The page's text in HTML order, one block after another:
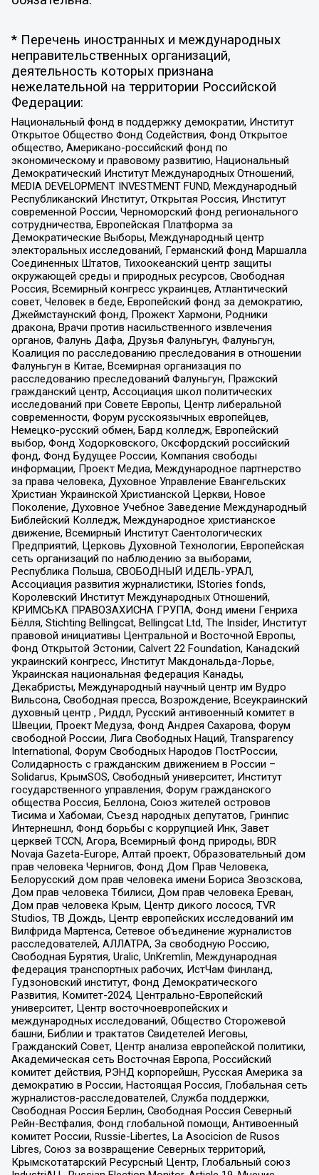
* Перечень иностранных и международных
неправительственных организаций,
деятельность которых признана
нежелательной на территории Российской
Федерации:
Национальный фонд в поддержку демократии, Институт
Открытое Общество Фонд Содействия, Фонд Открытое
общество, Американо-российский фонд по
экономическому и правовому развитию, Национальный
Демократический Институт Международных Отношений,
MEDIA DEVELOPMENT INVESTMENT FUND, Международный
Республиканский Институт, Открытая Россия, Институт
современной России, Черноморский фонд регионального
сотрудничества, Европейская Платформа за
Демократические Выборы, Международный центр
электоральных исследований, Германский фонд Маршалла
Соединенных Штатов, Тихоокеанский центр защиты
окружающей среды и природных ресурсов, Свободная
Россия, Всемирный конгресс украинцев, Атлантический
совет, Человек в беде, Европейский фонд за демократию,
Джеймстаунский фонд, Прожект Хармони, Родники
дракона, Врачи против насильственного извлечения
органов, Фалунь Дафа, Друзья Фалуньгун, Фалуньгун,
Коалиция по расследованию преследования в отношении
Фалуньгун в Китае, Всемирная организация по
расследованию преследований Фалуньгун, Пражский
гражданский центр, Ассоциация школ политических
исследований при Совете Европы, Центр либеральной
современности, Форум русскоязычных европейцев,
Немецко-русский обмен, Бард колледж, Европейский
выбор, Фонд Ходорковского, Оксфордский российский
фонд, Фонд Будущее России, Компания свободы
информации, Проект Медиа, Международное партнерство
за права человека, Духовное Управление Евангельских
Христиан Украинской Христианской Церкви, Новое
Поколение, Духовное Учебное Заведение Международный
Библейский Колледж, Международное христианское
движение, Всемирный Институт Саентологических
Предприятий, Церковь Духовной Технологии, Европейская
сеть организаций по наблюдению за выборами,
Республика Польша, СВОБОДНЫЙ ИДЕЛЬ-УРАЛ,
Ассоциация развития журналистики, IStories fonds,
Королевский Институт Международных Отношений,
КРИМСЬКА ПРАВОЗАХИСНА ГРУПА, Фонд имени Генриха
Бёлля, Stichting Bellingcat, Bellingcat Ltd, The Insider, Институт
правовой инициативы Центральной и Восточной Европы,
Фонд Открытой Эстонии, Calvert 22 Foundation, Канадский
украинский конгресс, Институт Макдональда-Лорье,
Украинская национальная федерация Канады,
Декабристы, Международный научный центр им Вудро
Вильсона, Свободная пресса, Возрождение, Всеукраинский
духовный центр , Риддл, Русский антивоенный комитет в
Швеции, Проект Медуза, Фонд Андрея Сахарова, Форум
свободной России, Лига Свободных Наций, Transparеncy
International, Форум Свободных Народов ПостРоссии,
Солидарность с гражданским движением в России –
Solidarus, КрымSOS, Свободный университет, Институт
государственного управления, Форум гражданского
общества Россия, Беллона, Союз жителей островов
Тисима и Хабомаи, Съезд народных депутатов, Гринпис
Интернешнл, Фонд борьбы с коррупцией Инк, Завет
церквей TCCN, Агора, Всемирный фонд природы, BDR
Novaja Gazeta-Europe, Алтай проект, Образовательный дом
прав человека Чернигов, Фонд Дом Прав Человека,
Белорусский дом прав человека имени Бориса Звозскова,
Дом прав человека Тбилиси, Дом прав человека Ереван,
Дом прав человека Крым, Центр дикого лосося, TVR
Studios, ТВ Дождь, Центр европейских исследований им
Вилфрида Мартенса, Сетевое объединение журналистов
расследователей, АЛЛАТРА, За свободную Россию,
Свободная Бурятия, Uralic, UnKremlin, Международная
федерация транспортных рабочих, ИстЧам Финланд,
Гудзоновский институт, Фонд Демократического
Развития, Комитет-2024, Центрально-Европейский
университет, Центр восточноевропейских и
международных исследований, Общество Сторожевой
башни, Библии и трактатов Свидетелей Иеговы,
Гражданский Совет, Центр анализа европейской политики,
Академическая сеть Восточная Европа, Российский
комитет действия, РЭНД корпорейшн, Русская Америка за
демократию в России, Настоящая Россия, Глобальная сеть
журналистов-расследователей, Служба поддержки,
Свободная Россия Берлин, Свободная Россия Северный
Рейн-Вестфалия, Фонд глобальной помощи, Антивоенный
комитет России, Russie-Libertes, La Asocicion de Rusos
Libres, Союз за возвращение Северных территорий,
Крымскотатарский Ресурсный Центр, Глобальный союз